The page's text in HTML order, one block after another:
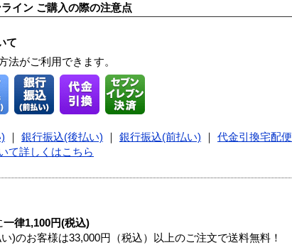
イン ご購入の際の注意点
て
法がご利用できます。
銀行振込(後払い) 銀行振込(前払い) 代金引換宅配便
て詳しくはこちら
一律1,100円(税込)
)のお客様は33,000円（税込）以上のご注文で送料無料！